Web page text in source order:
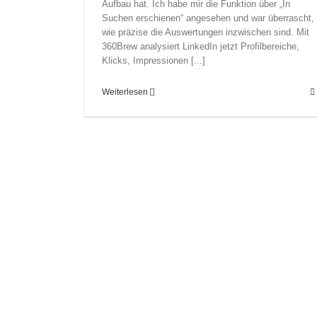
Aufbau hat. Ich habe mir die Funktion über „In
Suchen erschienen“ angesehen und war überrascht,
wie präzise die Auswertungen inzwischen sind. Mit
360Brew analysiert LinkedIn jetzt Profilbereiche,
Klicks, Impressionen [...]
Weiterlesen